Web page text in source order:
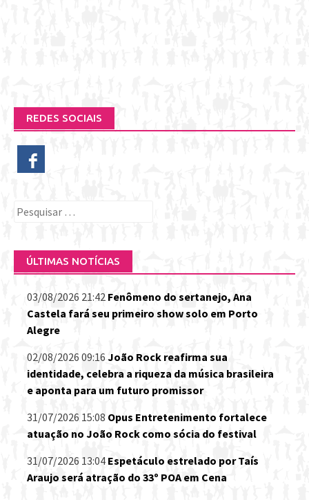
REDES SOCIAIS
Pesquisar
ÚLTIMAS NOTÍCIAS
03/08/2026 21:42 Fenômeno do sertanejo, Ana
Castela fará seu primeiro show solo em Porto
Alegre
02/08/2026 09:16 João Rock reafirma sua
identidade, celebra a riqueza da música brasileira
e aponta para um futuro promissor
31/07/2026 15:08 Opus Entretenimento fortalece
atuação no João Rock como sócia do festival
31/07/2026 13:04 Espetáculo estrelado por Taís
Araujo será atração do 33º POA em Cena